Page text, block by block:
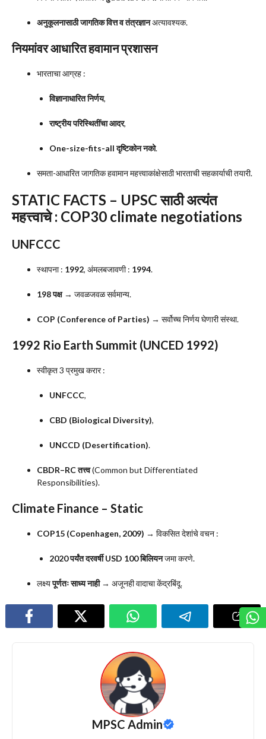
अनुकूलनासाठी जागतिक वित्त व तंत्रज्ञानअत्यावश्यक.
नियमांवर आधारित हवामान प्रशासन
भारताचा आग्रह :
विज्ञानाधारित निर्णय,
राष्ट्रीय परिस्थितींचा आदर,
One-size-fits-all दृष्टिकोन नको.
समता-आधारित जागतिक हवामान महत्त्वाकांक्षेसाठी भारताची सहकार्याची तयारी.
STATIC FACTS – UPSC साठी अत्यंत
महत्त्वाचे : COP30 climate negotiations
UNFCCC
स्थापना : 1992, अंमलबजावणी : 1994.
198 पक्ष→ जवळजवळ सर्वमान्य.
COP (Conference of Parties) → सर्वोच्च निर्णय घेणारी संस्था.
1992 Rio Earth Summit (UNCED 1992)
स्वीकृत 3 प्रमुख करार :
UNFCCC,
CBD (Biological Diversity),
UNCCD (Desertification).
CBDR–RC तत्त्व(Common but Differentiated
Responsibilities).
Climate Finance – Static
COP15 (Copenhagen, 2009) → विकसित देशांचे वचन :
2020 पर्यंत दरवर्षी USD 100 बिलियनजमा करणे.
लक्ष्यपूर्णतः साध्य नाही→ अजूनही वादाचा केंद्रबिंदू.
MPSC Admin